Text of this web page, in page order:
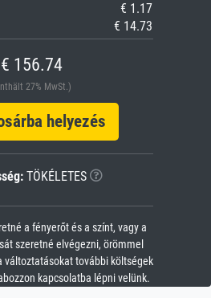
€ 1.17
€ 14.73
€ 156.74
27% MwSt.)
helyezés
TÖKÉLETES
a fényerőt és a színt, vagy a
szeretné elvégezni, örömmel
változtatásokat további költségek
kapcsolatba lépni velünk.